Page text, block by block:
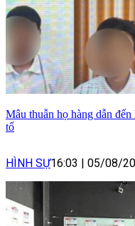
Mâu thuẫn họ hàng dẫn
tố
HÌNH SỰ16:03 05/08/